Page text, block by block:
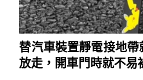
替汽車裝置靜電接地
放走，開車門時就不易